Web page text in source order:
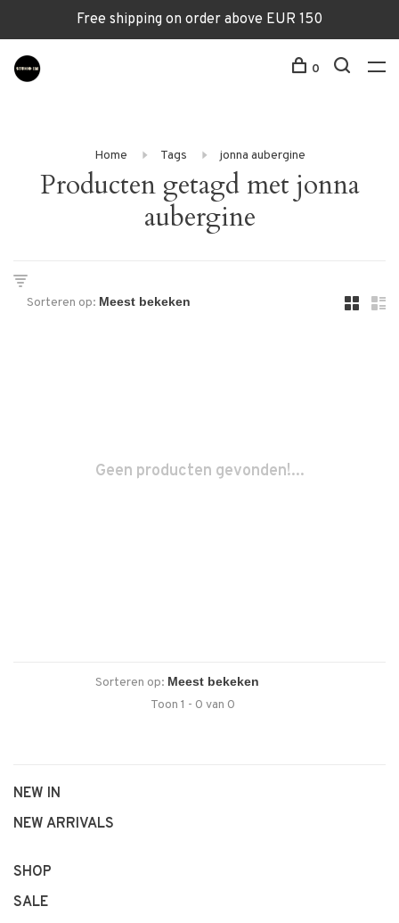
Free shipping on order above EUR 150
0
Home Tags jonna aubergine
Producten getagd met jonna
aubergine
Sorteren op:
Geen producten gevonden!...
Sorteren op:
Toon 1 - 0 van 0
NEW IN
NEW ARRIVALS
SHOP
SALE